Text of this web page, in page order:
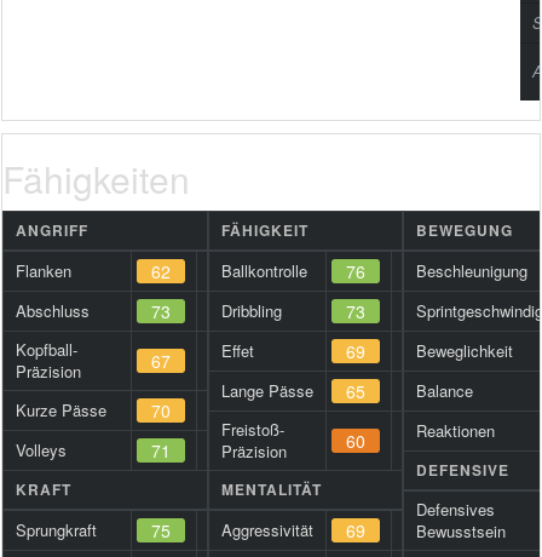
Fähigkeiten
ANGRIFF
Flanken 62
Abschluss 73
Kopfball-
Präzision
67
Kurze Pässe 70
Volleys 71
KRAFT
Sprungkraft 75
FÄHIGKEIT
Ballkontrolle 76
Dribbling 73
Effet 69
Lange Pässe 65
Freistoß-
Präzision
60
MENTALITÄT
Aggressivität 69
BEWEGUNG
Beschleunigung
Beweglichkeit
Balance
Reaktionen
DEFENSIVE
Defensives
Bewusstsein